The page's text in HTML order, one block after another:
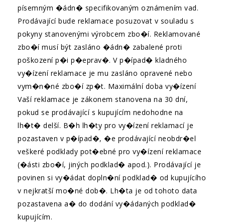
písemným �ádn� specifikovaným oznámením vad.
Prodávající bude reklamace posuzovat v souladu s
pokyny stanovenými výrobcem zbo�í. Reklamované
zbo�í musí být zasláno �ádn� zabalené proti
poškození p�i p�eprav�. V p�ípad� kladného
vy�ízení reklamace je mu zasláno opravené nebo
vym�n�né zbo�í zp�t. Maximální doba vy�ízení
Vaší reklamace je zákonem stanovena na 30 dní,
pokud se prodávající s kupujícím nedohodne na
lh�t� delší. B�h lh�ty pro vy�ízení reklamací je
pozastaven v p�ípad�, �e prodávající neobdr�el
veškeré podklady pot�ebné pro vy�ízení reklamace
(�ásti zbo�í, jiných podklad� apod.). Prodávající je
povinen si vy�ádat dopln�ní podklad� od kupujícího
v nejkratší mo�né dob�. Lh�ta je od tohoto data
pozastavena a� do dodání vy�ádaných podklad�
kupujícím.